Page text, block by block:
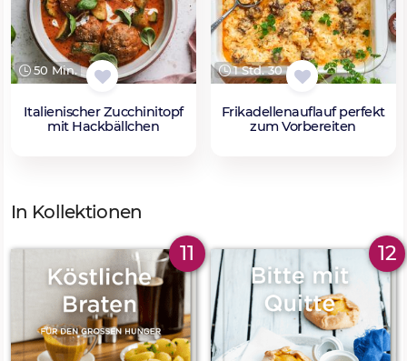
50 Min.
Italienischer Zucchinitopf
mit Hackbällchen
1 Std. 30 Min.
Frikadellenauflauf perfekt
zum Vorbereiten
In Kollektionen
11 12